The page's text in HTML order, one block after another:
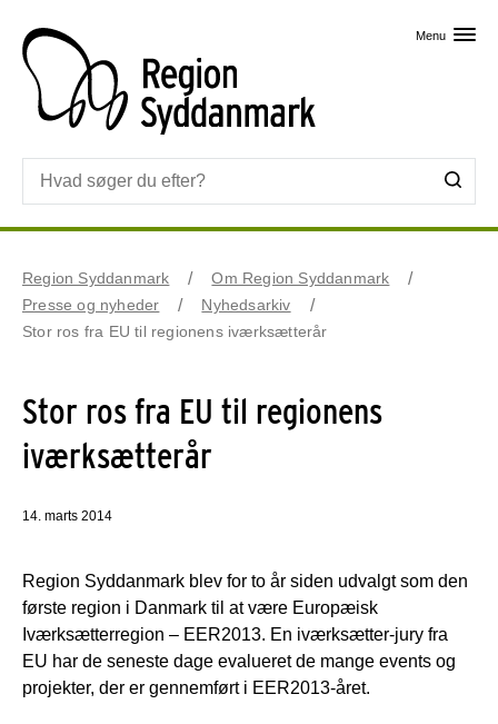
Menu
Region Syddanmark
Om Region Syddanmark
Presse og nyheder
Nyhedsarkiv
Stor ros fra EU til regionens iværksætterår
Stor ros fra EU til regionens
iværksætterår
14. marts 2014
Region Syddanmark blev for to år siden udvalgt som den
første region i Danmark til at være Europæisk
Iværksætterregion – EER2013. En iværksætter-jury fra
EU har de seneste dage evalueret de mange events og
projekter, der er gennemført i EER2013-året.